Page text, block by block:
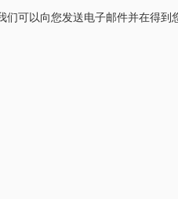
可以向您发送电子邮件并在得到